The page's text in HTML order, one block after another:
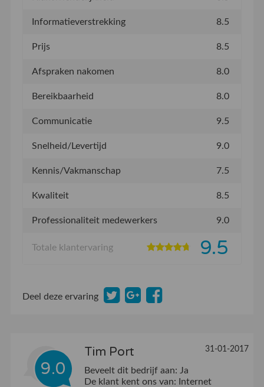
Informatieverstrekking 8.5
Prijs 8.5
Afspraken nakomen 8.0
Bereikbaarheid 8.0
Communicatie 9.5
Snelheid/Levertijd 9.0
Kennis/Vakmanschap 7.5
Kwaliteit 8.5
Professionaliteit medewerkers 9.0
Totale klantervaring 9.5
Deel deze ervaring
9.0
Tim Port 31-01-2017
Beveelt dit bedrijf aan: Ja
De klant kent ons van:
Internet